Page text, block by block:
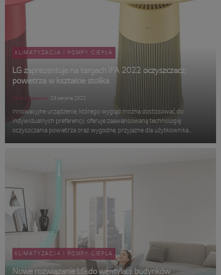
KLIMATYZACJA I POMPY CIEPŁA
LG zaprezentuje na targach IFA 2022 oczyszczacz
powietrza w kształcie stolika
Monika Siejewicz 23 sierpnia 2022
Innowacyjne urządzenie, którego wygląd można dostosować do
indywidualnych preferencji, oferuje zaawansowaną technologię
oczyszczania powietrza oraz wygodne, przyjazne dla użytkownika
KLIMATYZACJA I POMPY CIEPŁA
Nowe rozwiązanie LG do wentylacji budynków